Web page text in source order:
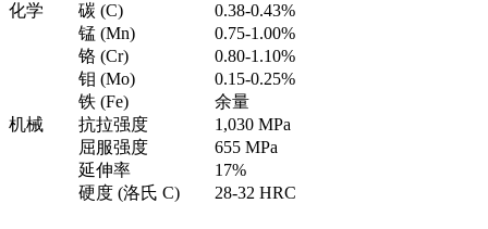
化学
碳 (C)
0.38-0.43%
锰 (Mn)
0.75-1.00%
铬 (Cr)
0.80-1.10%
钼 (Mo)
0.15-0.25%
铁 (Fe)
余量
机械
抗拉强度
1,030 MPa
屈服强度
655 MPa
延伸率
17%
硬度 (洛氏 C)
28-32 HRC